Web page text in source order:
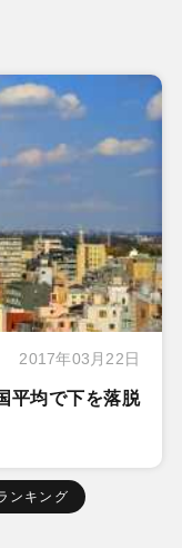
2017年03月22日
平均で下を落脱
ンキング